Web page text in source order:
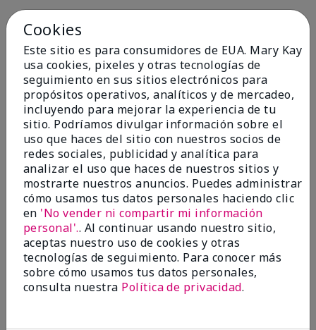
Not a favorite
EnviadoHace 9 meses
porBette B.
de Green Valley
Comprador verificado
Evaluado en
marykay.com/en-us/
Comentarios sobre Mary Kay Chromafusion®
Blush
The blush is hard to get used to - it goes on very
heavy and then needs to be softened. I think I will
stick with my old brand for now.
Mostrar Traducción
ConclusiónNo, no recomendaría a un amigo
Cookies
Este sitio es para consumidores de EUA. Mary Kay
usa cookies, pixeles y otras tecnologías de
seguimiento en sus sitios electrónicos para
propósitos operativos, analíticos y de mercadeo,
incluyendo para mejorar la experiencia de tu
sitio. Podríamos divulgar información sobre el
uso que haces del sitio con nuestros socios de
redes sociales, publicidad y analítica para
analizar el uso que haces de nuestros sitios y
mostrarte nuestros anuncios. Puedes administrar
cómo usamos tus datos personales haciendo clic
en 'No vender ni compartir mi información
personal'.. Al continuar usando nuestro sitio,
aceptas nuestro uso de cookies y otras
tecnologías de seguimiento. Para conocer más
sobre cómo usamos tus datos personales,
consulta nuestra Política de privacidad.